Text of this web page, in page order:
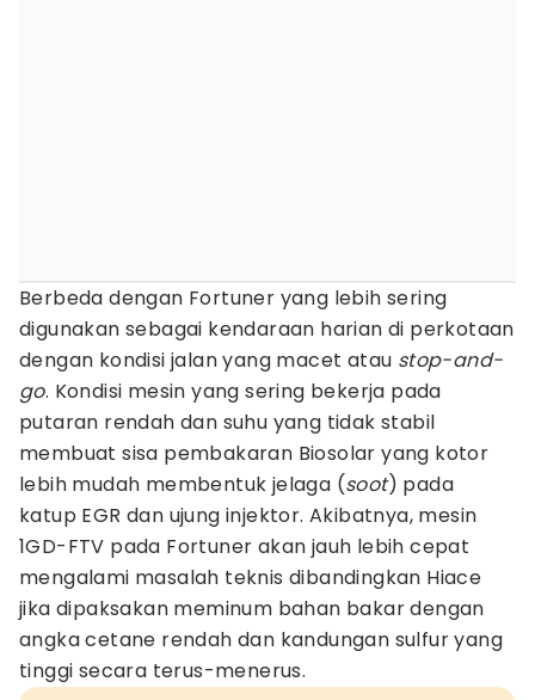
Berbeda dengan Fortuner yang lebih sering
digunakan sebagai kendaraan harian di perkotaan
dengan kondisi jalan yang macet atau stop-and-
go. Kondisi mesin yang sering bekerja pada
putaran rendah dan suhu yang tidak stabil
membuat sisa pembakaran Biosolar yang kotor
lebih mudah membentuk jelaga (soot) pada
katup EGR dan ujung injektor. Akibatnya, mesin
1GD-FTV pada Fortuner akan jauh lebih cepat
mengalami masalah teknis dibandingkan Hiace
jika dipaksakan meminum bahan bakar dengan
angka cetane rendah dan kandungan sulfur yang
tinggi secara terus-menerus.